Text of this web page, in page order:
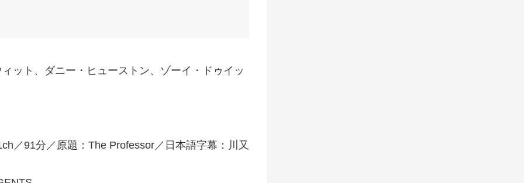
ット、ダニー・ヒューストン、ゾーイ・ドゥイッ
／91分／原題：The Professor／⽇本語字幕：川⼜